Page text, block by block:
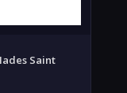
Saint